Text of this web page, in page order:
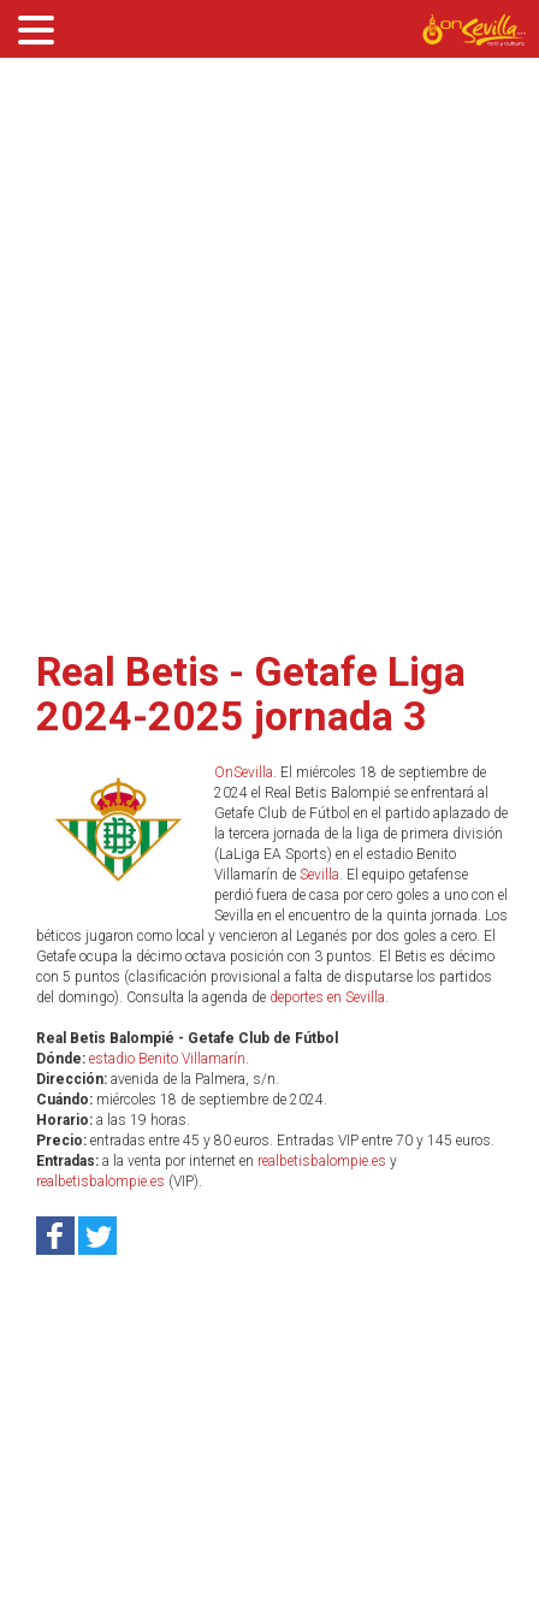
Real Betis - Getafe Liga
2024-2025 jornada 3
OnSevilla. El miércoles 18 de septiembre de
2024 el Real Betis Balompié se enfrentará al
Getafe Club de Fútbol en el partido aplazado de
la tercera jornada de la liga de primera división
(LaLiga EA Sports) en el estadio Benito
Villamarín de Sevilla. El equipo getafense
perdió fuera de casa por cero goles a uno con el
Sevilla en el encuentro de la quinta jornada. Los
béticos jugaron como local y vencieron al Leganés por dos goles a cero. El
Getafe ocupa la décimo octava posición con 3 puntos. El Betis es décimo
con 5 puntos (clasificación provisional a falta de disputarse los partidos
del domingo). Consulta la agenda de deportes en Sevilla.
Real Betis Balompié - Getafe Club de Fútbol
Dónde: estadio Benito Villamarín.
Dirección: avenida de la Palmera, s/n.
Cuándo: miércoles 18 de septiembre de 2024.
Horario: a las 19 horas.
Precio: entradas entre 45 y 80 euros. Entradas VIP entre 70 y 145 euros.
Entradas: a la venta por internet en realbetisbalompie.es y
realbetisbalompie.es (VIP).